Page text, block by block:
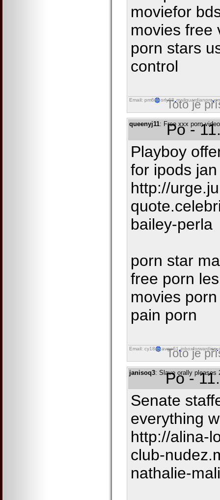
moviefor
movies free
porn stars
control
Email: pm6 orly68 mailguardianpro
Toto je
queenyj11: Free xxx porn
Po -
Playboy
for ipods
http://
bailey-perla
porn star
free porn
movies
pain porn
Email: cy18 avgo61 inboxforwarding
Toto je
janisoq3: Slave orally pleases
Po -
Senate
everything
http://alina-
club-
nathalie-